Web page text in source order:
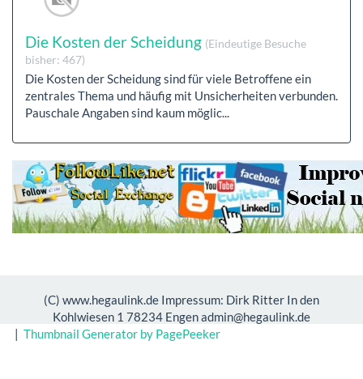
Die Kosten der Scheidung (Eindeutige Besuche
bisher: 467)
Die Kosten der Scheidung sind für viele Betroffene ein
zentrales Thema und häufig mit Unsicherheiten verbunden.
Pauschale Angaben sind kaum möglic...
(C) www.hegaulink.de Impressum: Dirk Ritter In den
Kohlwiesen 1 78234 Engen admin@hegaulink.de
| Thumbnail Generator by PagePeeker